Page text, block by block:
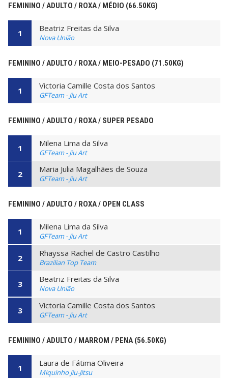
FEMININO / ADULTO / ROXA / MÉDIO (66.50KG)
1 Beatriz Freitas da Silva
Nova União
FEMININO / ADULTO / ROXA / MEIO-PESADO (71.50KG)
1 Victoria Camille Costa dos Santos
GFTeam - Jiu Art
FEMININO / ADULTO / ROXA / SUPER PESADO
1 Milena Lima da Silva
GFTeam - Jiu Art
2 Maria Julia Magalhães de Souza
GFTeam - Jiu Art
FEMININO / ADULTO / ROXA / OPEN CLASS
1 Milena Lima da Silva
GFTeam - Jiu Art
2 Rhayssa Rachel de Castro Castilho
Brazilian Top Team
3 Beatriz Freitas da Silva
Nova União
3 Victoria Camille Costa dos Santos
GFTeam - Jiu Art
FEMININO / ADULTO / MARROM / PENA (56.50KG)
1 Laura de Fátima Oliveira
Miquinho Jiu-Jitsu